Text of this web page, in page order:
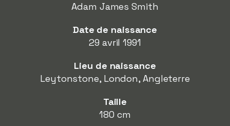
Adam James Smith
Date de naissance
29 avril 1991
Lieu de naissance
Leytonstone, London, Angleterre
Taille
180 cm